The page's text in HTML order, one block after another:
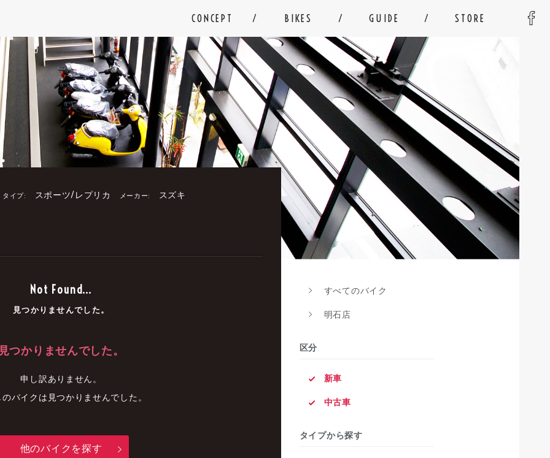
CONCEPT BIKES GUIDE STORE
タイプ: スポーツ/レプリカ メーカー: スズキ
Not Found...
見つかりませんでした。
見つかりませんでした。
申し訳ありません。
バイクは見つかりませんでした。
他のバイクを探す
すべてのバイク
明石店
区分
新車
中古車
タイプから探す
中古車